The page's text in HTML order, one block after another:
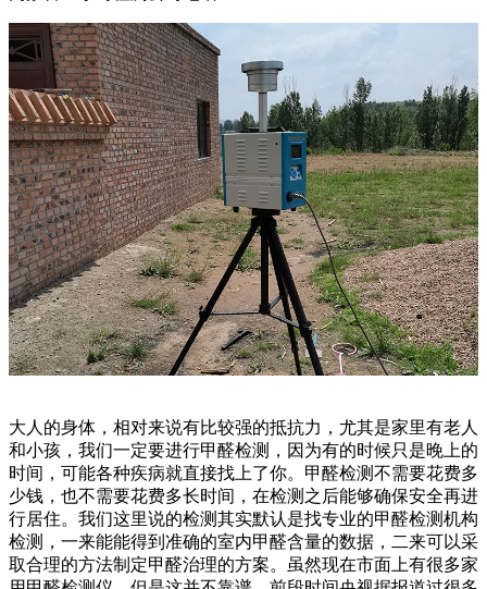
大人的身体，相对来说有比较强的抵抗力，尤其是家里有老人
和小孩，我们一定要进行甲醛检测，因为有的时候只是晚上的
时间，可能各种疾病就直接找上了你。甲醛检测不需要花费多
少钱，也不需要花费多长时间，在检测之后能够确保安全再进
行居住。我们这里说的检测其实默认是找专业的甲醛检测机构
检测，一来能能得到准确的室内甲醛含量的数据，二来可以采
取合理的方法制定甲醛治理的方案。虽然现在市面上有很多家